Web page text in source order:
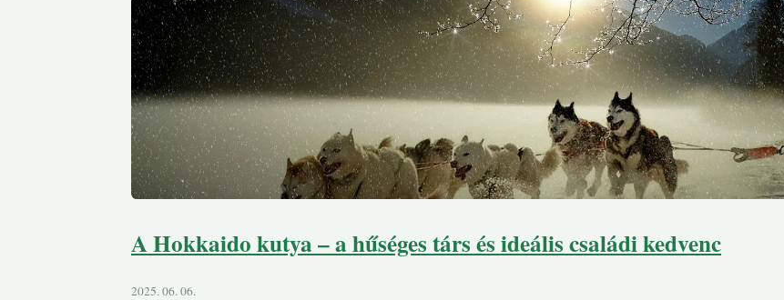
A Hokkaido kutya – a hűséges társ és ideális családi kedvenc
2025. 06. 06.